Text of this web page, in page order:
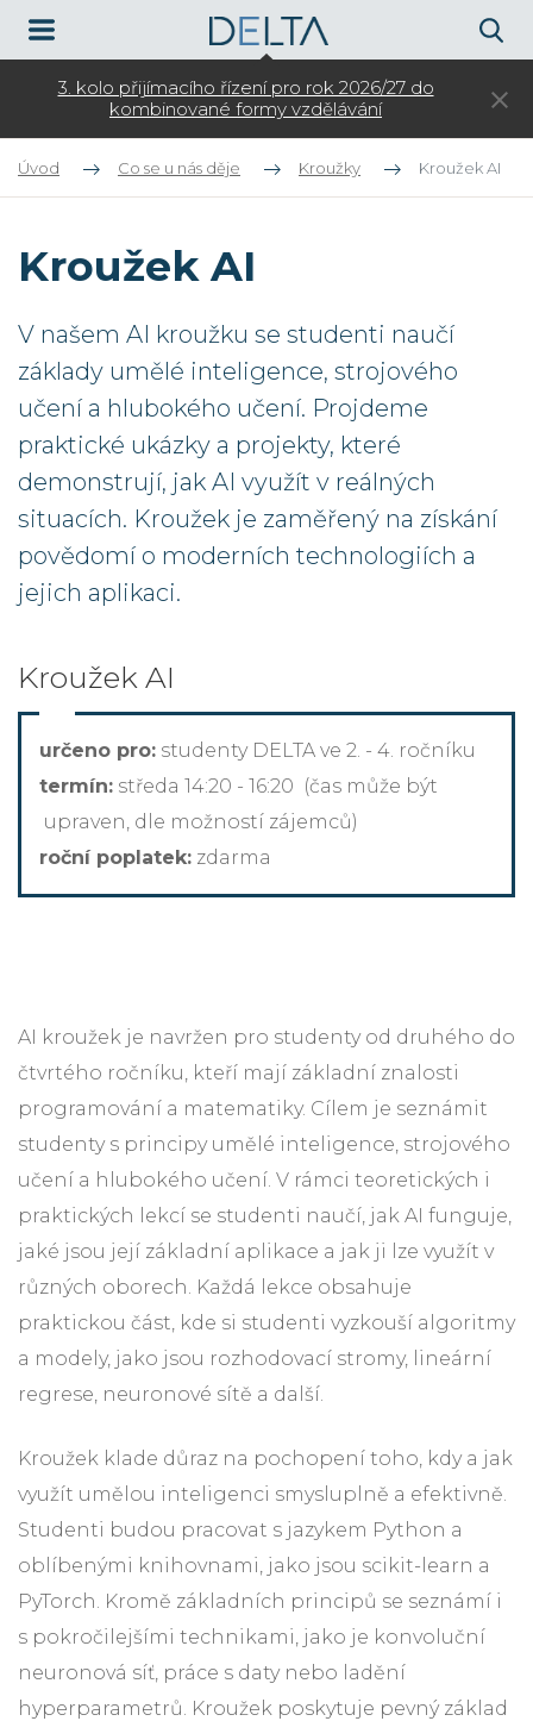
3. kolo přijímacího řízení pro rok 2026/27 do
kombinované formy vzdělávání
Úvod Co se u nás děje Kroužky Kroužek AI
Kroužek AI
V našem AI kroužku se studenti naučí
základy umělé inteligence, strojového
učení a hlubokého učení. Projdeme
praktické ukázky a projekty, které
demonstrují, jak AI využít v reálných
situacích. Kroužek je zaměřený na získání
povědomí o moderních technologiích a
jejich aplikaci.
Kroužek AI
určeno pro: studenty DELTA ve 2. - 4. ročníku
termín: středa 14:20 - 16:20 (čas může být
upraven, dle možností zájemců)
roční poplatek: zdarma
AI kroužek je navržen pro studenty od druhého do
čtvrtého ročníku, kteří mají základní znalosti
programování a matematiky. Cílem je seznámit
studenty s principy umělé inteligence, strojového
učení a hlubokého učení. V rámci teoretických i
praktických lekcí se studenti naučí, jak AI funguje,
jaké jsou její základní aplikace a jak ji lze využít v
různých oborech. Každá lekce obsahuje
praktickou část, kde si studenti vyzkouší algoritmy
a modely, jako jsou rozhodovací stromy, lineární
regrese, neuronové sítě a další.
Kroužek klade důraz na pochopení toho, kdy a jak
využít umělou inteligenci smysluplně a efektivně.
Studenti budou pracovat s jazykem Python a
oblíbenými knihovnami, jako jsou scikit-learn a
PyTorch. Kromě základních principů se seznámí i
s pokročilejšími technikami, jako je konvoluční
neuronová síť, práce s daty nebo ladění
hyperparametrů. Kroužek poskytuje pevný základ